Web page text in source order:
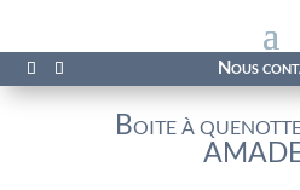
Nous
Boite à